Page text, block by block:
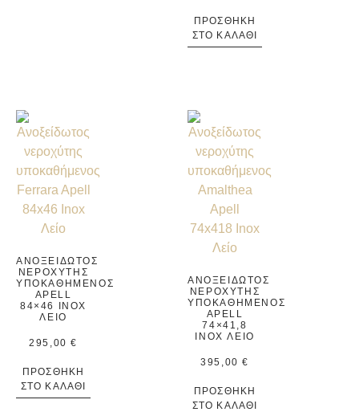
ΠΡΟΣΘΉΚΗ
ΣΤΟ ΚΑΛΆΘΙ
ΑΝΟΞΕΊΔΩΤΟΣ
ΝΕΡΟΧΎΤΗΣ
ΥΠΟΚΑΘΉΜΕΝΟΣ
APELL
84×46 INOX
ΛΕΊΟ
295,00€
ΠΡΟΣΘΉΚΗ
ΣΤΟ ΚΑΛΆΘΙ
ΑΝΟΞΕΊΔΩΤΟΣ
ΝΕΡΟΧΎΤΗΣ
ΥΠΟΚΑΘΉΜΕΝΟΣ
APELL
74×41,8
INOX ΛΕΊΟ
395,00€
ΠΡΟΣΘΉΚΗ
ΣΤΟ ΚΑΛΆΘΙ